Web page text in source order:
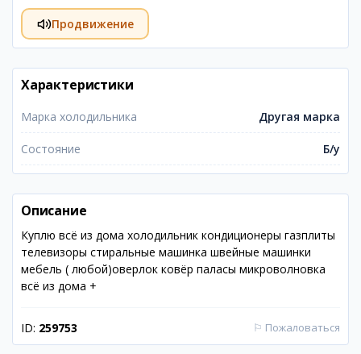
Продвижение
Характеристики
Марка холодильника Другая марка
Состояние Б/у
Описание
Куплю всё из дома холодильник кондиционеры газплиты
телевизоры стиральные машинка швейные машинки
мебель ( любой)оверлок ковёр паласы микроволновка
всё из дома +
ID: 259753 ⚐ Пожаловаться